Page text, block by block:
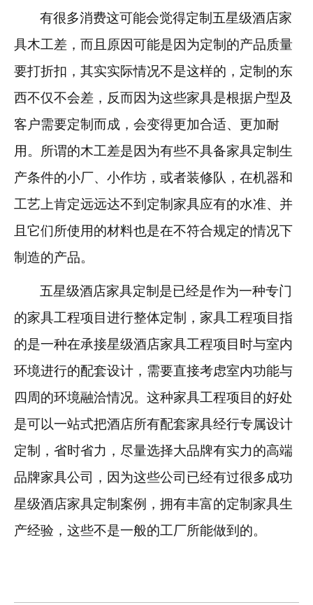
有很多消费这可能会觉得定制五星级酒店家
具木工差，而且原因可能是因为定制的产品质量
要打折扣，其实实际情况不是这样的，定制的东
西不仅不会差，反而因为这些家具是根据户型及
客户需要定制而成，会变得更加合适、更加耐
用。所谓的木工差是因为有些不具备家具定制生
产条件的小厂、小作坊，或者装修队，在机器和
工艺上肯定远远达不到定制家具应有的水准、并
且它们所使用的材料也是在不符合规定的情况下
制造的产品。
五星级酒店家具定制是已经是作为一种专门
的家具工程项目进行整体定制，家具工程项目指
的是一种在承接星级酒店家具工程项目时与室内
环境进行的配套设计，需要直接考虑室内功能与
四周的环境融洽情况。这种家具工程项目的好处
是可以一站式把酒店所有配套家具经行专属设计
定制，省时省力，尽量选择大品牌有实力的高端
品牌家具公司，因为这些公司已经有过很多成功
星级酒店家具定制案例，拥有丰富的定制家具生
产经验，这些不是一般的工厂所能做到的。